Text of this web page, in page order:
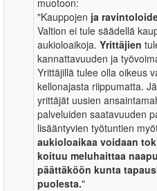
muotoon:
"Kauppojen ja
Valtion ei tule säädellä
aukioloaikoja. Yrittäjien
kannattavuuden ja
Yrittäjillä tulee olla oikeus
kellonajasta riippumatta.
yrittäjät uusien
palveluiden saatavuuden
lisääntyvien työtuntien
aukioloaikaa voidaan
koituu meluhaittaa
päättäköön kunta
puolesta."